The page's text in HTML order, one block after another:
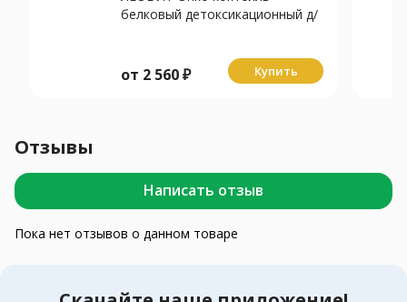
белковый детоксикационный д/
от 2 560₽ Купить
Отзывы
Написать отзыв
Пока нет отзывов о данном товаре